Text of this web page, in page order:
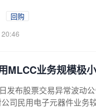
回购
MLCC业务规模极小
发布股票交易异常波动
司民用电子元器件业务